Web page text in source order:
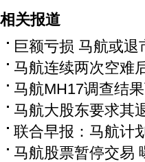
相关报道
巨额亏损 马航或退
马航连续两次空难
马航MH17调查结
马航大股东要求其
联合早报：马航计
马航股票暂停交易